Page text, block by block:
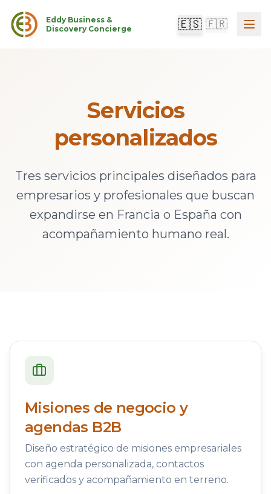
Eddy Business &
Discovery Concierge
🇪🇸 🇫🇷
Servicios
personalizados
Tres servicios principales diseñados para
empresarios y profesionales que buscan
expandirse en Francia o España con
acompañamiento humano real.
Misiones de negocio y
agendas B2B
Diseño estratégico de misiones empresariales
con agenda personalizada, contactos
verificados y acompañamiento en terreno.